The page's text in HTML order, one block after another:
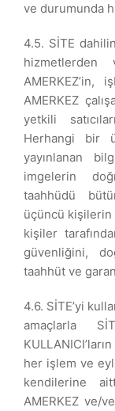
ve durumunda
4.5. SİTE
hizmetlerden
AMERKEZ’in,
AMERKEZ
yetkili
Herhangi bir
yayınlanan
imgelerin
taahhüdü
üçüncü kişilerin
kişiler
güvenliğini,
taahhüt ve
4.6. SİTE’yi
amaçlarla
her işlem ve
kendilerine
AMERKEZ ve/